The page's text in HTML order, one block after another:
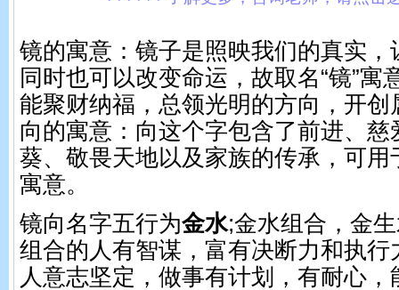
镜的寓意：镜子是照映我们的真实，
同时也可以改变命运，故取名“镜”寓
能聚财纳福，总领光明的方向，开创
向的寓意：向这个字包含了前进、慈
葵、敬畏天地以及家族的传承，可用
寓意。
镜向名字五行为金水;金水组合，金
组合的人有智谋，富有决断力和执行
人意志坚定，做事有计划，有耐心